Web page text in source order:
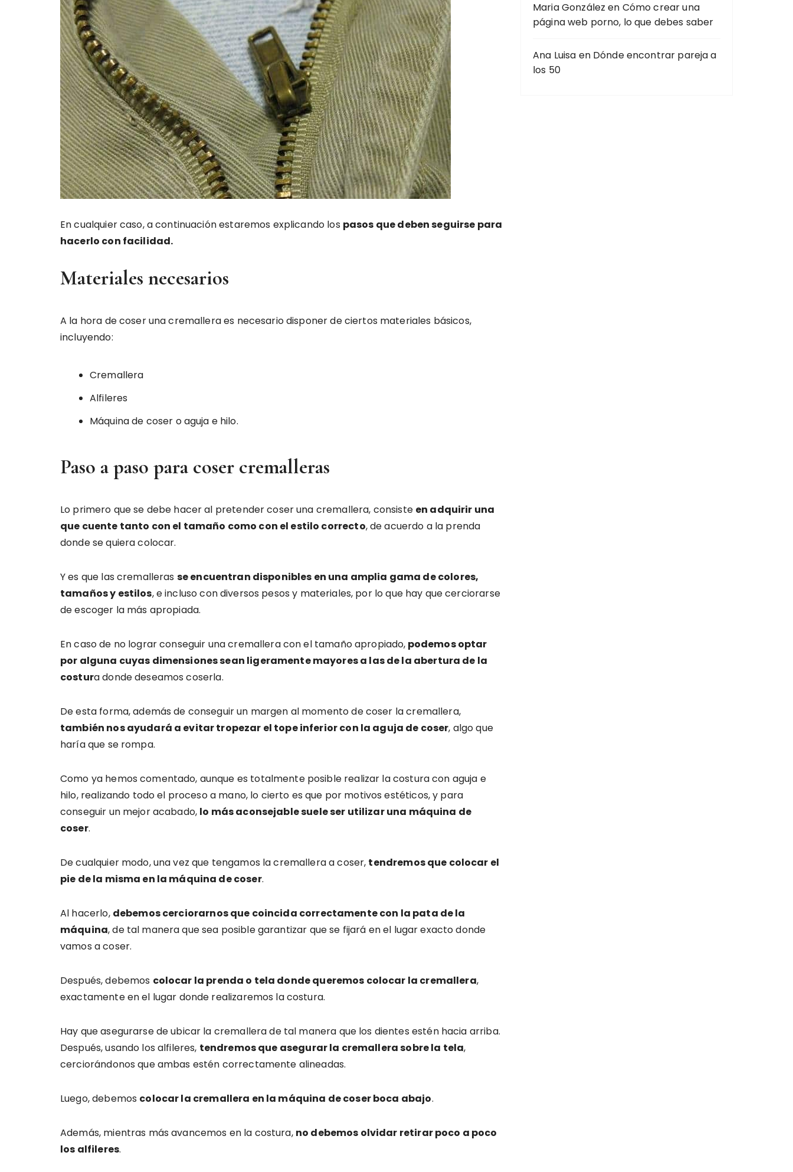
En cualquier caso, a continuación estaremos explicando los pasos que deben seguirse para
hacerlo con facilidad.
Materiales necesarios
A la hora de coser una cremallera es necesario disponer de ciertos materiales básicos,
incluyendo:
Cremallera
Alfileres
Máquina de coser o aguja e hilo.
Paso a paso para coser cremalleras
Lo primero que se debe hacer al pretender coser una cremallera, consiste en adquirir una
que cuente tanto con el tamaño como con el estilo correcto, de acuerdo a la prenda
donde se quiera colocar.
Y es que las cremalleras se encuentran disponibles en una amplia gama de colores,
tamaños y estilos, e incluso con diversos pesos y materiales, por lo que hay que cerciorarse
de escoger la más apropiada.
En caso de no lograr conseguir una cremallera con el tamaño apropiado, podemos optar
por alguna cuyas dimensiones sean ligeramente mayores a las de la abertura de la
costura donde deseamos coserla.
De esta forma, además de conseguir un margen al momento de coser la cremallera,
también nos ayudará a evitar tropezar el tope inferior con la aguja de coser, algo que
haría que se rompa.
Como ya hemos comentado, aunque es totalmente posible realizar la costura con aguja e
hilo, realizando todo el proceso a mano, lo cierto es que por motivos estéticos, y para
conseguir un mejor acabado, lo más aconsejable suele ser utilizar una máquina de
coser.
De cualquier modo, una vez que tengamos la cremallera a coser, tendremos que colocar el
pie de la misma en la máquina de coser.
Al hacerlo, debemos cerciorarnos que coincida correctamente con la pata de la
máquina, de tal manera que sea posible garantizar que se fijará en el lugar exacto donde
vamos a coser.
Después, debemos colocar la prenda o tela donde queremos colocar la cremallera,
exactamente en el lugar donde realizaremos la costura.
Hay que asegurarse de ubicar la cremallera de tal manera que los dientes estén hacia arriba.
Después, usando los alfileres, tendremos que asegurar la cremallera sobre la tela,
cerciorándonos que ambas estén correctamente alineadas.
Luego, debemos colocar la cremallera en la máquina de coser boca abajo.
Además, mientras más avancemos en la costura, no debemos olvidar retirar poco a poco
los alfileres.
Maria González en Cómo crear una
página web porno, lo que debes saber
Ana Luisa en Dónde encontrar pareja a
los 50